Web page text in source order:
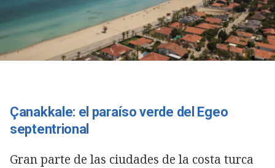
Çanakkale: el paraíso verde del Egeo
septentrional
Gran parte de las ciudades de la costa turca